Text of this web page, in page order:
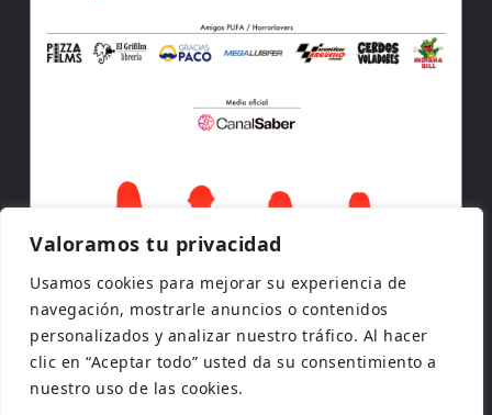
Valoramos tu privacidad
Usamos cookies para mejorar su experiencia de
navegación, mostrarle anuncios o contenidos
personalizados y analizar nuestro tráfico. Al hacer
clic en “Aceptar todo” usted da su consentimiento a
nuestro uso de las cookies.